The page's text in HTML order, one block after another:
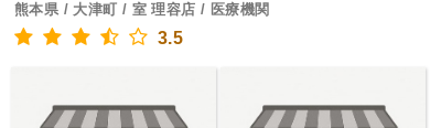
熊本県 / 大津町 / 室 理容店 / 医療機関
3.5